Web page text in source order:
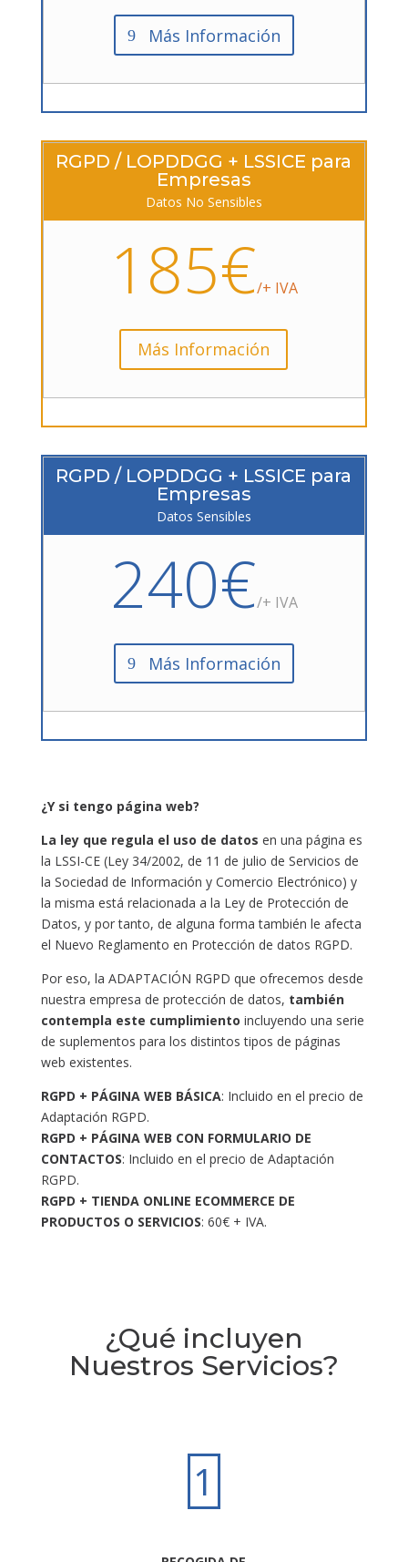
Más Información
RGPD / LOPDDGG + LSSICE para
Empresas
Datos No Sensibles
185€/+ IVA
Más Información
RGPD / LOPDDGG + LSSICE para
Empresas
Datos Sensibles
240€/+ IVA
Más Información
¿Y si tengo página web?
La ley que regula el uso de datos en una página es
la LSSI-CE (Ley 34/2002, de 11 de julio de Servicios de
la Sociedad de Información y Comercio Electrónico) y
la misma está relacionada a la Ley de Protección de
Datos, y por tanto, de alguna forma también le afecta
el Nuevo Reglamento en Protección de datos RGPD.
Por eso, la ADAPTACIÓN RGPD que ofrecemos desde
nuestra empresa de protección de datos, también
contempla este cumplimiento incluyendo una serie
de suplementos para los distintos tipos de páginas
web existentes.
RGPD + PÁGINA WEB BÁSICA: Incluido en el precio de
Adaptación RGPD.
RGPD + PÁGINA WEB CON FORMULARIO DE
CONTACTOS: Incluido en el precio de Adaptación
RGPD.
RGPD + TIENDA ONLINE ECOMMERCE DE
PRODUCTOS O SERVICIOS: 60€ + IVA.
¿Qué incluyen
Nuestros Servicios?
1